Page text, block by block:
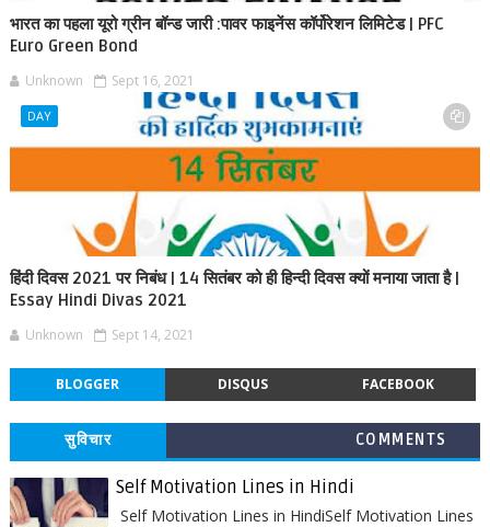
भारत का पहला यूरो ग्रीन बॉन्ड जारी :पावर फाइनेंस कॉर्पोरेशन लिमिटेड | PFC
Euro Green Bond
Unknown Sept 16, 2021
DAY
हिंदी दिवस 2021 पर निबंध | 14 सितंबर को ही हिन्दी दिवस क्यों मनाया जाता है |
Essay Hindi Divas 2021
Unknown Sept 14, 2021
BLOGGER DISQUS FACEBOOK
सुविचार COMMENTS
Self Motivation Lines in Hindi
Self Motivation Lines in HindiSelf Motivation Lines